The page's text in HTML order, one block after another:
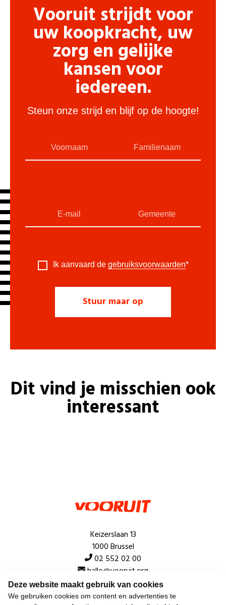
Deze website maakt gebruik van cookies
We gebruiken cookies om content en advertenties te
Vooruit strijdt voor
uw koopkracht, uw
zorg en gelijke
kansen voor
iedereen.
Steun onze strijd en blijf op de hoogte!
Ik aanvaard de gebruiksvoorwaarden*
Dit vind je misschien ook
interessant
Keizerslaan 13
1000 Brussel
02 552 02 00
hallo@vooruit.org